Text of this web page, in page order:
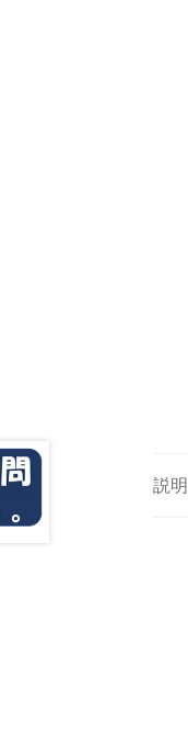
説明